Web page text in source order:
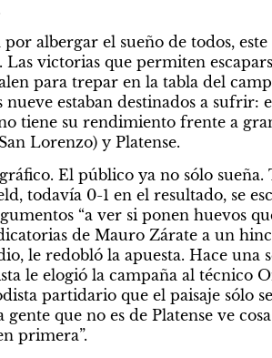
albergar el sueño de todos,
victorias que permiten
para trepar en la tabla del
estaban destinados a sufrir:
tiene su rendimiento frente a
Lorenzo) y Platense.
El público ya no sólo
todavía 0-1 en el resultado, se
“a ver si ponen huevos
de Mauro Zárate a un
le redobló la apuesta. Hace una
le elogió la campaña al técnico
partidario que el paisaje sólo
que no es de Platense ve
primera”.